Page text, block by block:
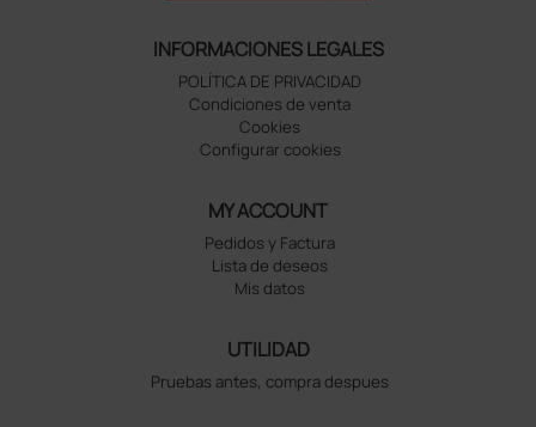
INFORMACIONES LEGALES
POLÍTICA DE PRIVACIDAD
Condiciones de venta
Cookies
Configurar cookies
MY ACCOUNT
Pedidos y Factura
Lista de deseos
Mis datos
UTILIDAD
Pruebas antes, compra despues